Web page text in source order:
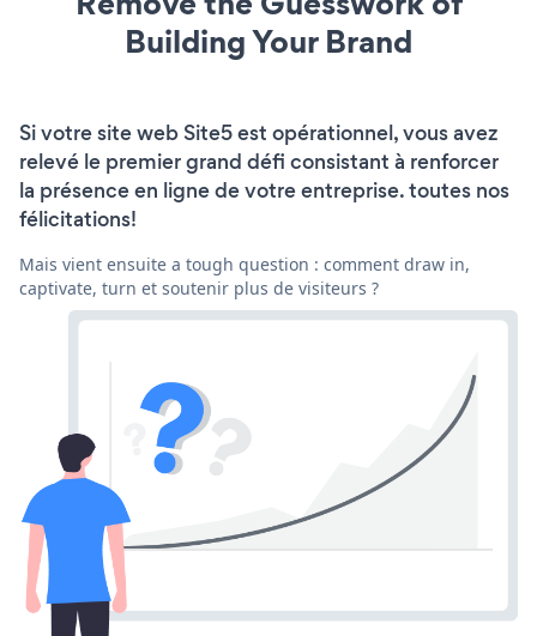
Building Your Brand
Si votre site web Site5 est opérationnel, vous avez
relevé le premier grand défi consistant à renforcer
la présence en ligne de votre entreprise. toutes nos
félicitations!
Mais vient ensuite a tough question : comment draw in,
captivate, turn et soutenir plus de visiteurs ?